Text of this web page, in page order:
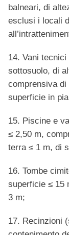
balneari, di
esclusi i locali
14. Vani
sottosuolo, di
comprensiva di
superficie in
15. Piscine e
≤ 2,50 m,
terra ≤ 1 m, di
16. Tombe
superficie ≤ 15
3 m;
17. Recinzioni